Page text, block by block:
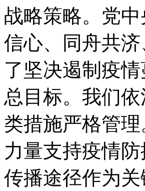
战略策略。党
信心、同舟共
了坚决遏制疫
总目标。我们
类措施严格管
力量支持疫情
传播途径作为